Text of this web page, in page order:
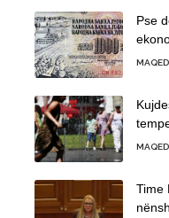
Pse
Time